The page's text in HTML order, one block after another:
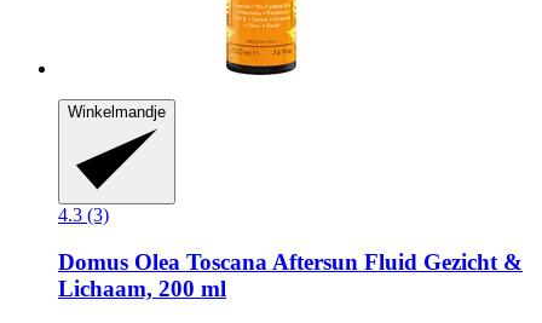
Winkelmandje
4.3 (3)
Domus Olea Toscana Aftersun Fluid Gezicht &
Lichaam, 200 ml